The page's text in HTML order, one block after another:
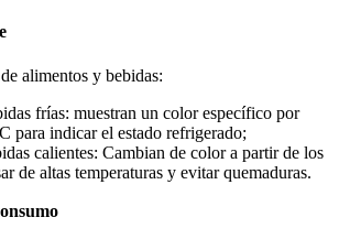
alimentos y bebidas:
frías: muestran un color específico por
para indicar el estado refrigerado;
calientes: Cambian de color a partir de los
de altas temperaturas y evitar quemaduras.